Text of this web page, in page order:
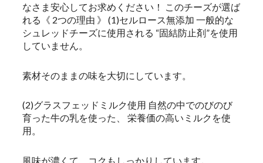
なさま安心してお求めください！ このチーズが選ば
れる《 2つの理由 》 (1)セルロース無添加 一般的な
シュレッドチーズに使用される “固結防止剤”を使用
していません。
素材そのままの味を大切にしています。
(2)グラスフェッドミルク使用 自然の中でのびのび
育った牛の乳を使った、 栄養価の高いミルクを使
用。
風味が濃くて、コクもしっかりしています。